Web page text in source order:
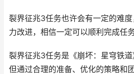
裂界征兆3任务也许会有一定的难
力改进，相信一定可以顺利完成任务
裂界征兆3任务是《崩坏：星穹铁道
但通过合理的准备、优化的策略和